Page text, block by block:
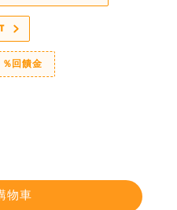
回饋金
物車